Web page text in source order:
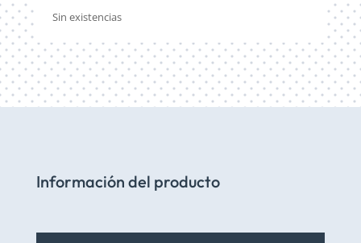
Sin existencias
Información del producto